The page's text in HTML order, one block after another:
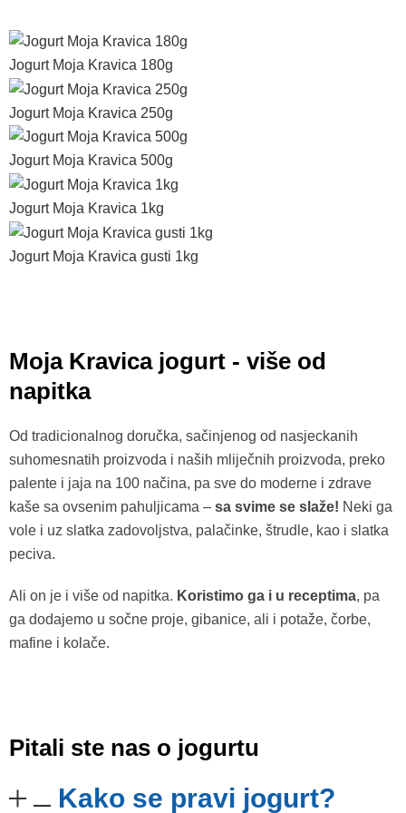
Jogurt Moja Kravica 180g
Jogurt Moja Kravica 250g
Jogurt Moja Kravica 500g
Jogurt Moja Kravica 1kg
Jogurt Moja Kravica gusti 1kg
Moja Kravica jogurt - više od
napitka
Od tradicionalnog doručka, sačinjenog od nasjeckanih
suhomesnatih proizvoda i naših mliječnih proizvoda, preko
palente i jaja na 100 načina, pa sve do moderne i zdrave
kaše sa ovsenim pahuljicama – sa svime se slaže! Neki ga
vole i uz slatka zadovoljstva, palačinke, štrudle, kao i slatka
peciva.
Ali on je i više od napitka. Koristimo ga i u receptima, pa
ga dodajemo u sočne proje, gibanice, ali i potaže, čorbe,
mafine i kolače.
Pitali ste nas o jogurtu
Kako se pravi jogurt?